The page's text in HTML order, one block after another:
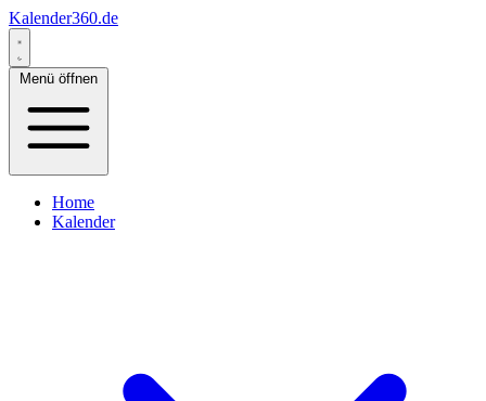
Kalender360.de
Menü öffnen
Home
Kalender